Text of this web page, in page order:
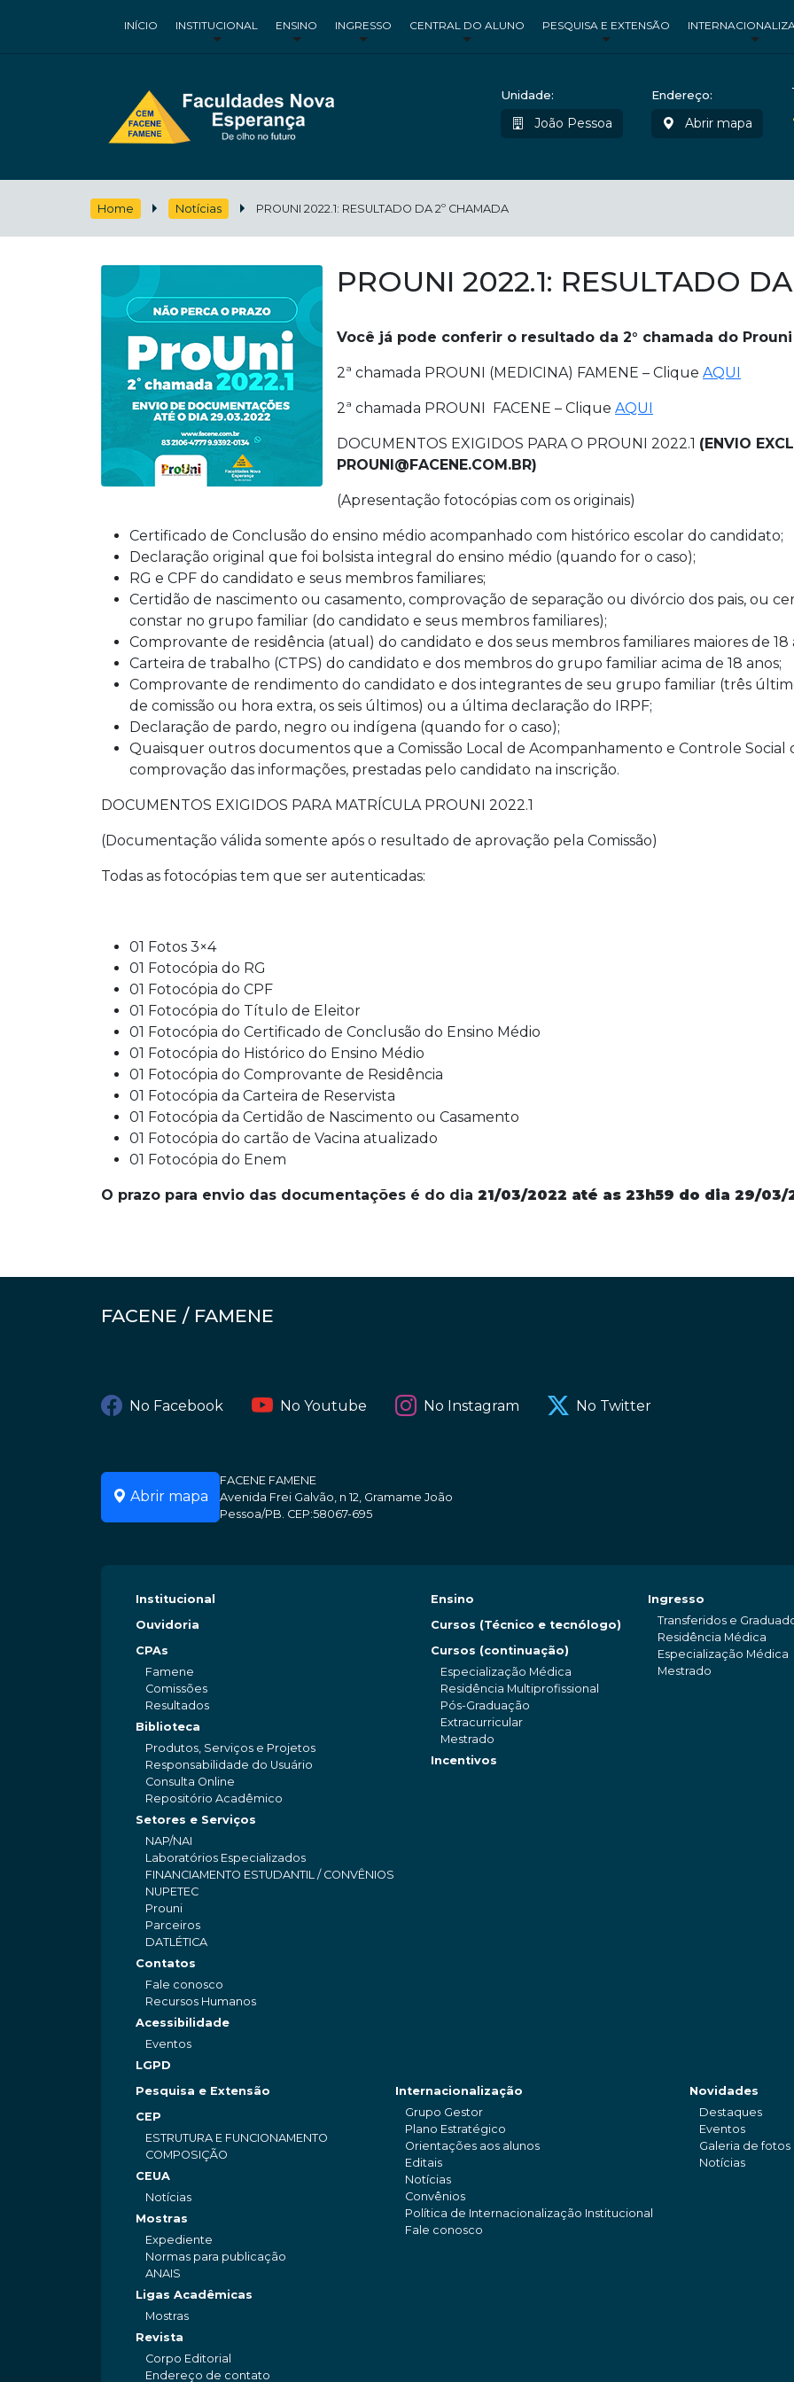
INÍCIO INSTITUCIONAL ENSINO INGRESSO CENTRAL DO ALUNO PESQUISA E EXTENSÃO
Unidade:
João Pessoa
Endereço:
Abrir mapa
Home Notícias PROUNI 2022.1: RESULTADO DA 2º CHAMADA
PROUNI 2022.1: RESULTADO
Você já pode conferir o resultado da 2° chamada do Prouni
2ª chamada PROUNI (MEDICINA) FAMENE – Clique AQUI
2ª chamada PROUNI FACENE – Clique AQUI
DOCUMENTOS EXIGIDOS PARA O PROUNI 2022.1 (ENVIO
PROUNI@FACENE.COM.BR)
(Apresentação fotocópias com os originais)
Certificado de Conclusão do ensino médio acompanhado com histórico escolar do candidato;
Declaração original que foi bolsista integral do ensino médio (quando for o caso);
RG e CPF do candidato e seus membros familiares;
Certidão de nascimento ou casamento, comprovação de separação ou divórcio dos pais, ou
constar no grupo familiar (do candidato e seus membros familiares);
Comprovante de residência (atual) do candidato e dos seus membros familiares maiores de 18
Carteira de trabalho (CTPS) do candidato e dos membros do grupo familiar acima de 18 anos;
Comprovante de rendimento do candidato e dos integrantes de seu grupo familiar (três
de comissão ou hora extra, os seis últimos) ou a última declaração do IRPF;
Declaração de pardo, negro ou indígena (quando for o caso);
Quaisquer outros documentos que a Comissão Local de Acompanhamento e Controle Social
comprovação das informações, prestadas pelo candidato na inscrição.
DOCUMENTOS EXIGIDOS PARA MATRÍCULA PROUNI 2022.1
(Documentação válida somente após o resultado de aprovação pela Comissão)
Todas as fotocópias tem que ser autenticadas:
01 Fotos 3×4
01 Fotocópia do RG
01 Fotocópia do CPF
01 Fotocópia do Título de Eleitor
01 Fotocópia do Certificado de Conclusão do Ensino Médio
01 Fotocópia do Histórico do Ensino Médio
01 Fotocópia do Comprovante de Residência
01 Fotocópia da Carteira de Reservista
01 Fotocópia da Certidão de Nascimento ou Casamento
01 Fotocópia do cartão de Vacina atualizado
01 Fotocópia do Enem
O prazo para envio das documentações é do dia 21/03/2022 até as 23h59 do dia 29/03/
FACENE / FAMENE
No Facebook No Youtube No Instagram No Twitter
Abrir mapa
FACENE FAMENE
Avenida Frei Galvão, n 12, Gramame João
Pessoa/PB. CEP:58067-695
Institucional
Ouvidoria
CPAs
Famene
Comissões
Resultados
Biblioteca
Produtos, Serviços e Projetos
Responsabilidade do Usuário
Consulta Online
Repositório Acadêmico
Setores e Serviços
NAP/NAI
Laboratórios Especializados
FINANCIAMENTO ESTUDANTIL / CONVÊNIOS
NUPETEC
Prouni
Parceiros
DATLÉTICA
Contatos
Fale conosco
Recursos Humanos
Acessibilidade
Eventos
LGPD
Ensino
Cursos (Técnico e tecnólogo)
Cursos (continuação)
Especialização Médica
Residência Multiprofissional
Pós-Graduação
Extracurricular
Mestrado
Incentivos
Ingresso
Transferidos e
Residência Médica
Especialização Médica
Mestrado
Pesquisa e Extensão
CEP
ESTRUTURA E FUNCIONAMENTO
COMPOSIÇÃO
CEUA
Notícias
Mostras
Expediente
Normas para publicação
ANAIS
Ligas Acadêmicas
Mostras
Revista
Corpo Editorial
Endereço de contato
Internacionalização
Grupo Gestor
Plano Estratégico
Orientações aos alunos
Editais
Notícias
Convênios
Política de Internacionalização Institucional
Fale conosco
Novidades
Destaques
Eventos
Galeria de fotos
Notícias